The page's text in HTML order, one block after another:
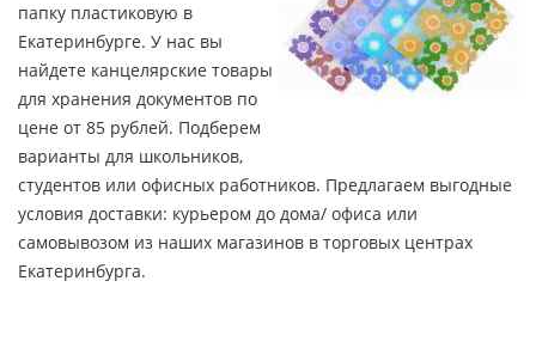
папку пластиковую в
Екатеринбурге. У нас вы
найдете канцелярские товары
для хранения документов по
цене от 85 рублей. Подберем
варианты для школьников,
студентов или офисных работников. Предлагаем выгодные
условия доставки: курьером до дома/ офиса или
самовывозом из наших магазинов в торговых центрах
Екатеринбурга.